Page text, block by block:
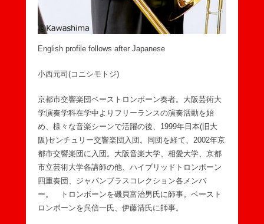
English profile follows after Japanese
小西元司(コニシモトジ)
京都市交響楽団ベーストロンボーン奏者。大阪芸術大
学演奏学科在学中よりフリーランスの演奏活動を始
め、様々な音楽シーンで活躍の後、1999年日本(旧大
阪)センチュリー交響楽団入団。同団を経て、2002年京
都市交響楽団に入団。大阪音楽大学、相愛大学、京都
市立芸術大学各講師の他、ハイブリッドトロンボーン
四重奏団、ジャパンブラスコレクション各メンバ
ー。 トロンボーンを磯貝富治男氏に師事。ベースト
ロンボーンを呉信一氏、伊藤清氏に師事。